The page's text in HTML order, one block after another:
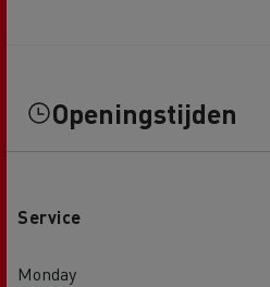
Openingstijden
Service
Monday